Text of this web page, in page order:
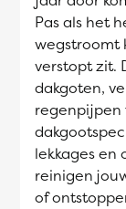
Pas als het
wegstroomt
verstopt zit.
dakgoten,
regenpijpen
lekkages en
reinigen
of